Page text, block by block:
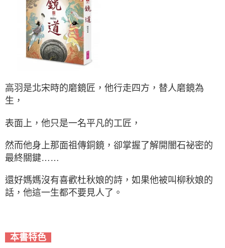
高羽是北宋時的磨鏡匠，他行走四方，替人磨鏡為
生，
表面上，他只是一名平凡的工匠，
然而他身上那面祖傳銅鏡，卻掌握了解開闇石祕密的
最終關鍵……
還好媽媽沒有喜歡杜秋娘的詩，如果他被叫柳秋娘的
話，他這一生都不要見人了。
本書特色